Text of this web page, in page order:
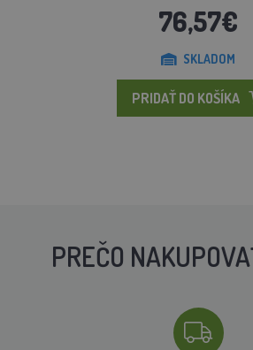
76,57€
SKLADOM
PRIDAŤ DO KOŠÍKA
PREČO